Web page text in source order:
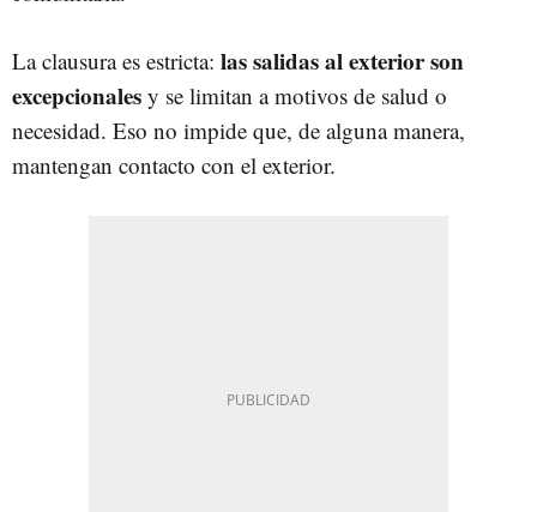
La clausura es estricta: las salidas al exterior son
excepcionales y se limitan a motivos de salud o
necesidad. Eso no impide que, de alguna manera,
mantengan contacto con el exterior.